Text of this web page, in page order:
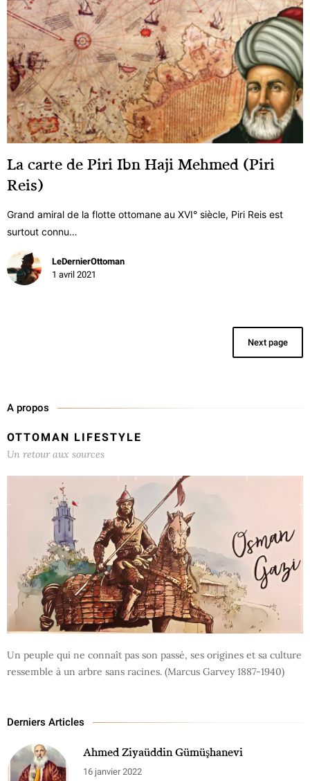
La carte de Piri Ibn Haji Mehmed (Piri
Reis)
Grand amiral de la flotte ottomane au XVI° siècle, Piri Reis est
surtout connu…
LeDernierOttoman
1 avril 2021
Next page
A propos
OTTOMAN LIFESTYLE
Un retour aux sources
Un peuple qui ne connaît pas son passé, ses origines et sa culture
ressemble à un arbre sans racines. (Marcus Garvey 1887-1940)
Derniers Articles
Ahmed Ziyaüddin Gümüşhanevi
16 janvier 2022